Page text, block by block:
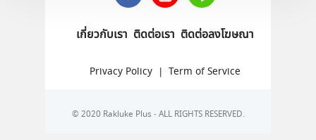
เกี่ยวกับเรา ติดต่อเรา ติดต่อลงโฆษณา
Privacy Policy | Term of Service
© 2020 Rakluke Plus - ALL RIGHTS RESERVED.